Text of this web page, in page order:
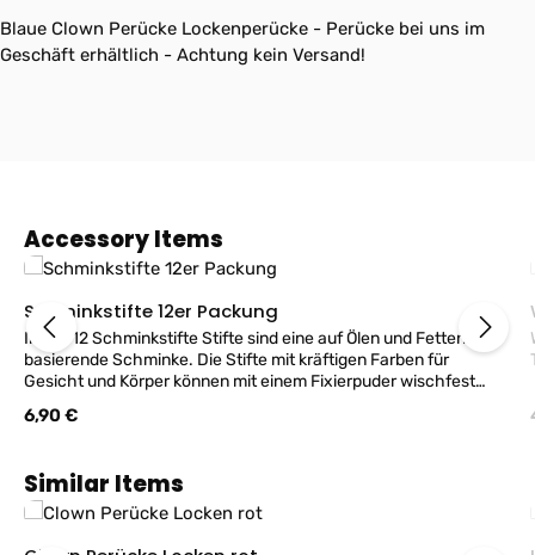
Blaue Clown Perücke Lockenperücke - Perücke bei uns im
Geschäft erhältlich - Achtung kein Versand!
Produktgalerie überspringen
Accessory Items
Schminkstifte 12er Packung
Inhalt 12 Schminkstifte Stifte sind eine auf Ölen und Fetten
basierende Schminke. Die Stifte mit kräftigen Farben für
Gesicht und Körper können mit einem Fixierpuder wischfest
Hergestellt in Deutschland!
Regulärer Preis:
6,90 €
Produktgalerie überspringen
Similar Items